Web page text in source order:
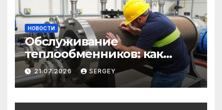
НОВОСТИ
Обслуживание
теплообменников: как
сохранить эффективность
и избежать простоев
21.07.2026 SERGEY